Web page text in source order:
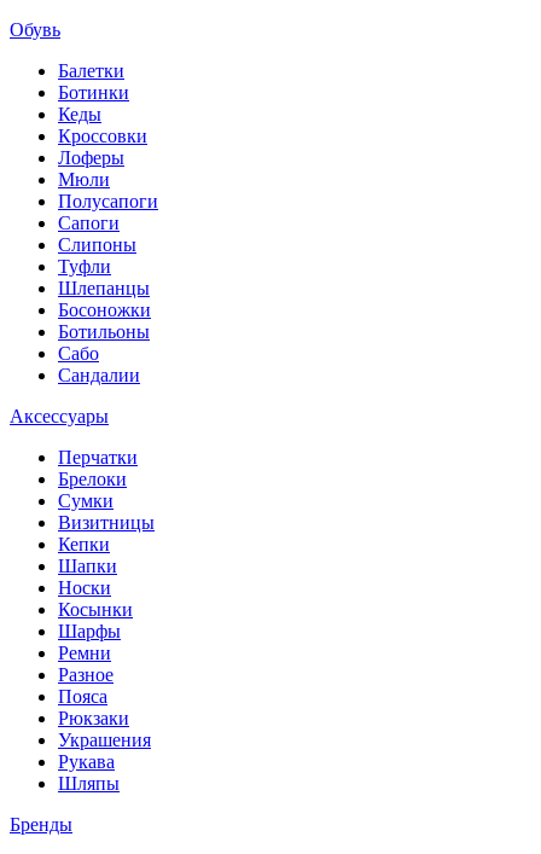
Обувь
Балетки
Ботинки
Кеды
Кроссовки
Лоферы
Мюли
Полусапоги
Сапоги
Слипоны
Туфли
Шлепанцы
Босоножки
Ботильоны
Сабо
Сандалии
Аксессуары
Перчатки
Брелоки
Сумки
Визитницы
Кепки
Шапки
Носки
Косынки
Шарфы
Ремни
Разное
Пояса
Рюкзаки
Украшения
Рукава
Шляпы
Бренды